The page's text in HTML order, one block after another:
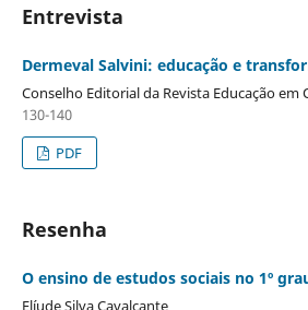
Entrevista
Dermeval Salvini: educação e
Conselho Editorial da Revista Educação em
130-140
PDF
Resenha
O ensino de estudos sociais no 1º
Elíude Silva Cavalcante